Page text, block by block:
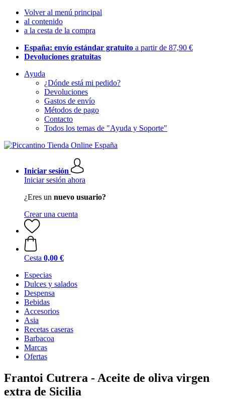
Volver al menú principal
al contenido
a la cesta de la compra
España: envío estándar gratuito a partir de 87,90 €
Devoluciones gratuitas
Ayuda
¿Dónde está mi pedido?
Devoluciones
Gastos de envío
Métodos de pago
Contacto
Todos los temas de "Ayuda y Soporte"
Iniciar sesión
Iniciar sesión ahora
¿Eres un nuevo usuario?
Crear una cuenta
Cesta 0,00 €
Especias
Dulces y salados
Despensa
Bebidas
Accesorios
Asia
Recetas caseras
Barbacoa
Marcas
Ofertas
Frantoi Cutrera - Aceite de oliva virgen
extra de Sicilia